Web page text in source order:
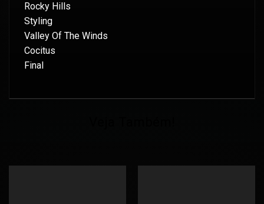
Rocky Hills
Styling
Valley Of The Winds
Cocitus
Final